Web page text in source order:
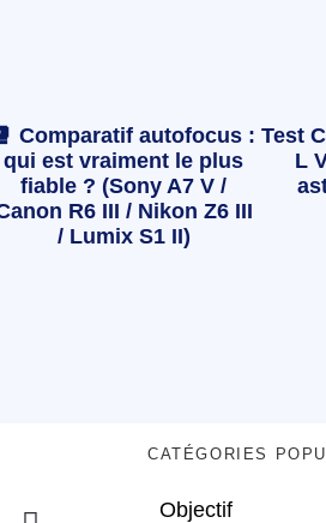
Comparatif autofocus :
qui est vraiment le plus
fiable ? (Sony A7 V /
R6 III / Nikon Z6 III
/ Lumix S1 II)
Test
L
CATÉGORIES
Objectif